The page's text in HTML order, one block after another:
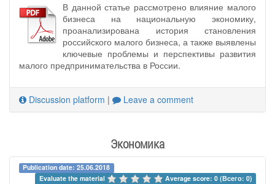
В данной статье рассмотрено влияние малого
бизнеса на национальную экономику,
проанализирована история становления
российского малого бизнеса, а также выявлены
ключевые проблемы и перспективы развития
малого предпринимательства в России.
Discussion platform | Leave a comment
Экономика
Publication date: 25.06.2018
Evaluate the material
Average score: 0 (Всего: 0)